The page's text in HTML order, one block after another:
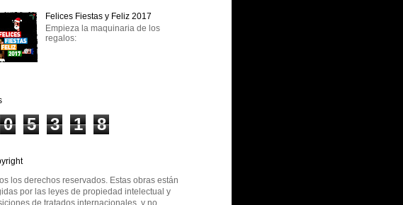
Felices Fiestas y Feliz 2017
Empieza la maquinaria de los
regalos:
0 5 3 1 8
los derechos reservados. Estas obras están
por las leyes de propiedad intelectual y
de tratados internacionales, y no